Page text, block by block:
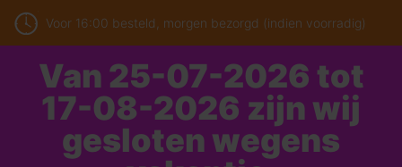
Voor 16:00 besteld, morgen bezorgd (indien voorradig)
Van 25-07-2026 tot
17-08-2026 zijn wij
gesloten wegens